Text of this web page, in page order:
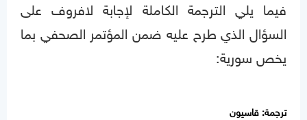
فيما يلي الترجمة الكاملة لإجابة لافروف على
السؤال الذي طرح عليه ضمن المؤتمر الصحفي بما
يخص سورية:
ترجمة: قاسيون